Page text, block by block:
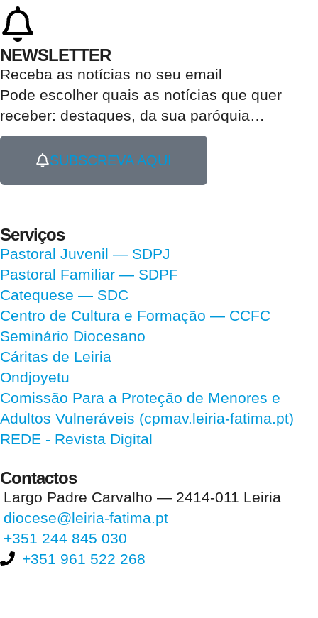
NEWSLETTER
Receba as notícias no seu email​
Pode escolher quais as notícias que quer
receber: destaques, da sua paróquia
SUBSCREVA AQUI
Serviços
Pastoral Juvenil — SDPJ
Pastoral Familiar — SDPF
Catequese — SDC
Centro de Cultura e Formação — CCFC
Seminário Diocesano
Cáritas de Leiria
Ondjoyetu
Comissão Para a Proteção de Menores e
Adultos Vulneráveis (cpmav.leiria-fatima.pt)
REDE - Revista Digital
Contactos
Largo Padre Carvalho — 2414-011 Leiria
diocese@leiria-fatima.pt
+351 244 845 030
+351 961 522 268